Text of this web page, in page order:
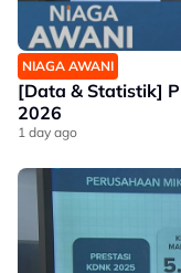
NIAGA AWANI
[Data & Statistik]
2026
1 day ago